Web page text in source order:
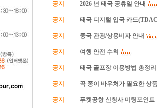
공지 2026 년 태국 공휴일 안내
공지 태국 디지털 입국 카드
공지 중국 관광/상용비자 안내
공지 여행 안전 수칙
공지 태국 골프장 이용방법 총정리
공지 꼭 종이 바우처가 필요한 상
공지 푸켓공항 신청사 미팅포인트